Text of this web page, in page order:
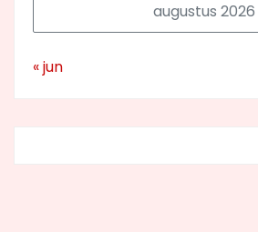
augustus 2026
« jun